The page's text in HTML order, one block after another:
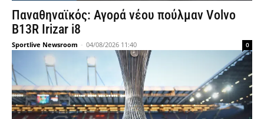
Παναθηναϊκός: Αγορά νέου πούλμαν Volvo
B13R Irizar i8
Sportlive Newsroom - 04/08/2026 11:40 0